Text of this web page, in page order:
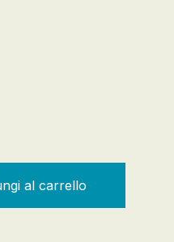
quantità
al carrello